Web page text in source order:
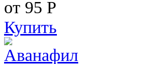
от 95 Р
Купить